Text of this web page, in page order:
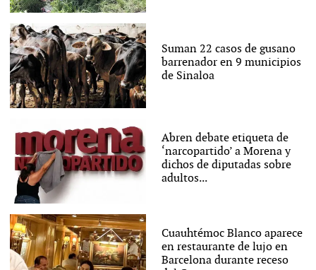
Suman 22 casos de gusano
barrenador en 9 municipios
de Sinaloa
Abren debate etiqueta de
‘narcopartido’ a Morena y
dichos de diputadas sobre
adultos...
Cuauhtémoc Blanco aparece
en restaurante de lujo en
Barcelona durante receso